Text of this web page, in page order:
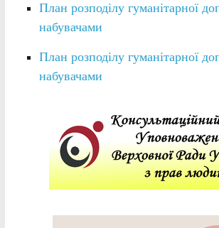
План розподілу гуманітарної
набувачами
План розподілу гуманітарної
набувачами